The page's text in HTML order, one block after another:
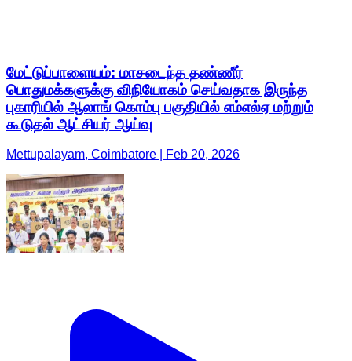
மேட்டுப்பாளையம்: மாசடைந்த தண்ணீர்
பொதுமக்களுக்கு விநியோகம் செய்வதாக இருந்த
புகாரியில் ஆலாங் கொம்பு பகுதியில் எம்எல்ஏ மற்றும்
கூடுதல் ஆட்சியர் ஆய்வு
Mettupalayam, Coimbatore | Feb 20, 2026